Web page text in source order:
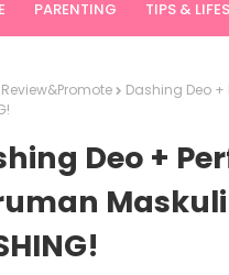
PARENTING TIPS &
Review&Promote
Dashing Deo
Deo +